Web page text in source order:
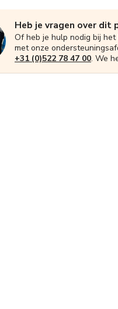
Heb je vragen over dit
Of heb je hulp nodig bij
met onze
+31 (0)522 78 47 00. We